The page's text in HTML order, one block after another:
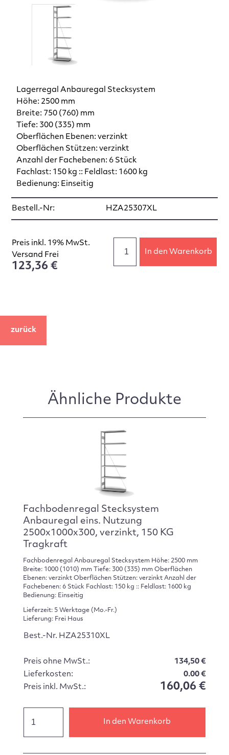
Lagerregal Anbauregal Stecksystem
Höhe: 2500 mm
Breite: 750 (760) mm
Tiefe: 300 (335) mm
Oberflächen Ebenen: verzinkt
Oberflächen Stützen: verzinkt
Anzahl der Fachebenen: 6 Stück
Fachlast: 150 kg :: Feldlast: 1600 kg
Bedienung: Einseitig
Bestell.-Nr: HZA25307XL
Preis inkl. 19% MwSt.
Versand Frei
123,36 €
In den Warenkorb
zurück
Ähnliche Produkte
Fachbodenregal Stecksystem
Anbauregal eins. Nutzung
2500x1000x300, verzinkt, 150 KG
Tragkraft
Fachbodenregal Anbauregal Stecksystem Höhe: 2500 mm
Breite: 1000 (1010) mm Tiefe: 300 (335) mm Oberflächen
Ebenen: verzinkt Oberflächen Stützen: verzinkt Anzahl der
Fachebenen: 6 Stück Fachlast: 150 kg :: Feldlast: 1600 kg
Bedienung: Einseitig
Lieferzeit: 5 Werktage (Mo.-Fr.)
Lieferung: Frei Haus
Best.-Nr. HZA25310XL
Preis ohne MwSt.:
134,50 €
Lieferkosten:
0.00 €
Preis inkl. MwSt.:
160,06 €
In den Warenkorb